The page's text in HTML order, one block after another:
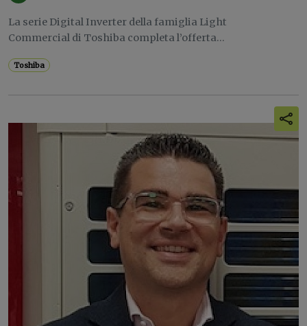
La serie Digital Inverter della famiglia Light
Commercial di Toshiba completa l’offerta...
Toshiba